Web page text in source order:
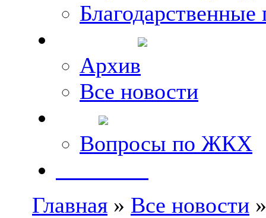
Благодарственные
Архив
Все новости
Вопросы по ЖКХ
Главная » Все новости